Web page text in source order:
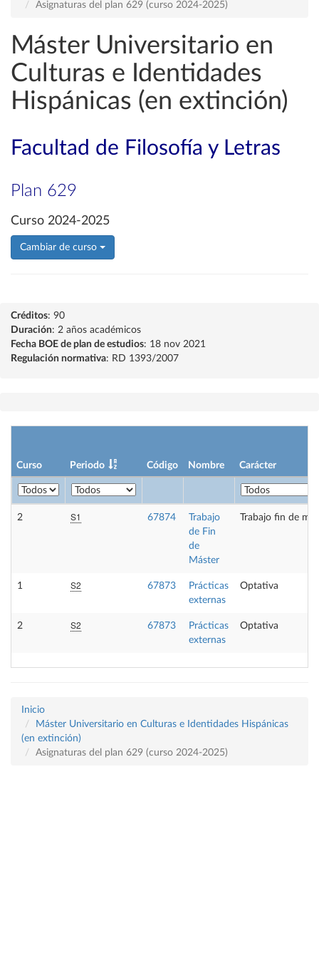
Asignaturas del plan 629 (curso 2024-2025)
Máster Universitario en
Culturas e Identidades
Hispánicas (en extinción)
Facultad de Filosofía y Letras
Plan 629
Curso 2024-2025
Cambiar de curso
Créditos: 90
Duración: 2 años académicos
Fecha BOE de plan de estudios: 18 nov 2021
Regulación normativa: RD 1393/2007
Curso Periodo Código Nombre Carácter
2 S1 67874
Trabajo
de Fin
de
Máster
Trabajo fin de
1 S2 67873
Prácticas
externas
Optativa
2 S2 67873
Prácticas
externas
Optativa
Inicio
Máster Universitario en Culturas e Identidades Hispánicas
(en extinción)
Asignaturas del plan 629 (curso 2024-2025)